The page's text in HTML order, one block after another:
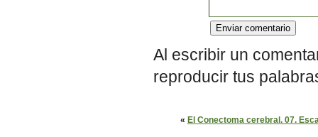
Al escribir un
reproducir tus
« El Conectoma cerebral. 07.